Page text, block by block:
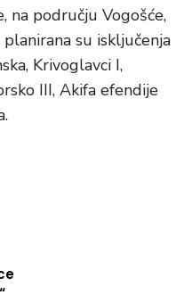
na području Vogošće,
su isključenja
Krivoglavci I,
III, Akifa efendije